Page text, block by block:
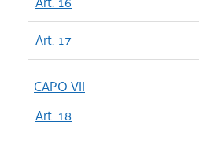
Art. 17
CAPO VII
Art. 18